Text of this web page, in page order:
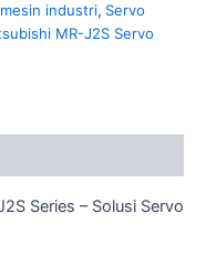
industri, Servo
MR-J2S Servo
Series – Solusi Servo